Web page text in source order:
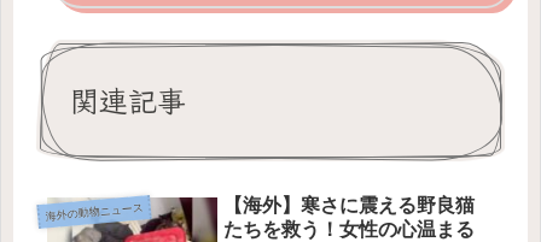
関連記事
海外の動物ニュース
【海外】寒さに震える野良猫
たちを救う！女性の心温まる